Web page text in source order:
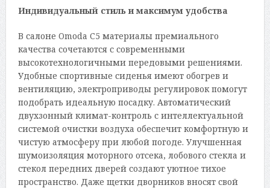
Индивидуальный стиль и максимум удобства
В салоне Omoda C5 материалы премиального
качества сочетаются с современными
высокотехнологичными передовыми решениями.
Удобные спортивные сиденья имеют обогрев и
вентиляцию, электроприводы регулировок помогут
подобрать идеальную посадку. Автоматический
двухзонный климат-контроль с интеллектуальной
системой очистки воздуха обеспечит комфортную и
чистую атмосферу при любой погоде. Улучшенная
шумоизоляция моторного отсека, лобового стекла и
стекол передних дверей создают уютное тихое
пространство. Даже щетки дворников вносят свой